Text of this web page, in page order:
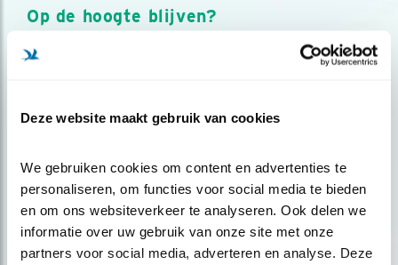
Deze website maakt gebruik van cookies
We gebruiken cookies om content en advertenties te
personaliseren, om functies voor social media te bieden
en om ons websiteverkeer te analyseren. Ook delen we
informatie over uw gebruik van onze site met onze
partners voor social media, adverteren en analyse. Deze
Op de hoogte blijven?
Meld je aan en ontvang nieuws, inspiratie, acties en tips
over vogels en activiteiten van Vogelbescherming.